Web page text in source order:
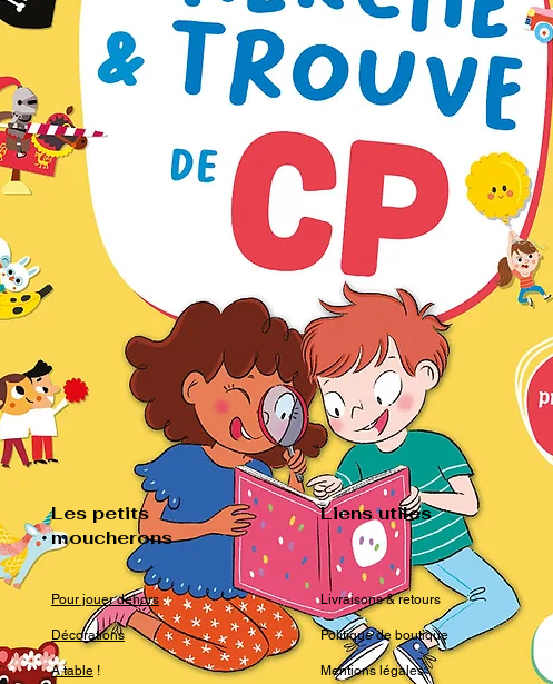
Les petits
moucherons
Liens utiles
Pour jouer dehors
Décorations
A table !
Livraisons & retours
Politique de boutique
Mentions légales